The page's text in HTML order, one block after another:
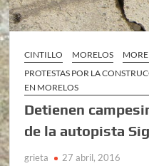
CINTILLO MORELOS
PROTESTAS POR LA
EN MORELOS
Detienen
de la autopista
grieta 27 abril, 2016